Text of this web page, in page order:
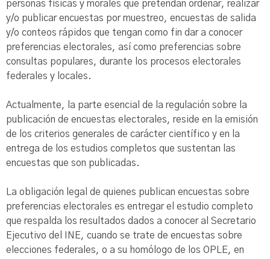
personas físicas y morales que pretendan ordenar, realizar
y/o publicar encuestas por muestreo, encuestas de salida
y/o conteos rápidos que tengan como fin dar a conocer
preferencias electorales, así como preferencias sobre
consultas populares, durante los procesos electorales
federales y locales.
Actualmente, la parte esencial de la regulación sobre la
publicación de encuestas electorales, reside en la emisión
de los criterios generales de carácter científico y en la
entrega de los estudios completos que sustentan las
encuestas que son publicadas.
La obligación legal de quienes publican encuestas sobre
preferencias electorales es entregar el estudio completo
que respalda los resultados dados a conocer al Secretario
Ejecutivo del INE, cuando se trate de encuestas sobre
elecciones federales, o a su homólogo de los OPLE, en